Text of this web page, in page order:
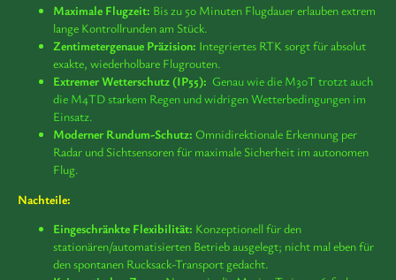
Maximale Flugzeit: Bis zu 50 Minuten Flugdauer erlauben extrem
lange Kontrollrunden am Stück.
Zentimetergenaue Präzision: Integriertes RTK sorgt für absolut
exakte, wiederholbare Flugrouten.
Extremer Wetterschutz (IP55): Genau wie die M30T trotzt auch
die M4TD starkem Regen und widrigen Wetterbedingungen im
Einsatz.
Moderner Rundum-Schutz: Omnidirektionale Erkennung per
Radar und Sichtsensoren für maximale Sicherheit im autonomen
Flug.
Nachteile:
Eingeschränkte Flexibilität: Konzeptionell für den
stationären/automatisierten Betrieb ausgelegt; nicht mal eben für
den spontanen Rucksack-Transport gedacht.